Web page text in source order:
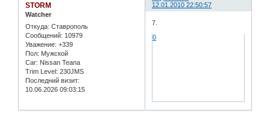
12.01.2010 22:50:57
STORM
Watcher
Откуда: Ставрополь
Сообщений: 10979
Уважение: +339
Пол: Мужской
Car: Nissan Teana
Trim Level: 230JMS
Последний визит:
10.06.2026 09:03:15
7.
0